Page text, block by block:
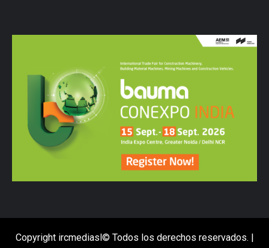
Copyright ircmediasl© Todos los derechos reservados.